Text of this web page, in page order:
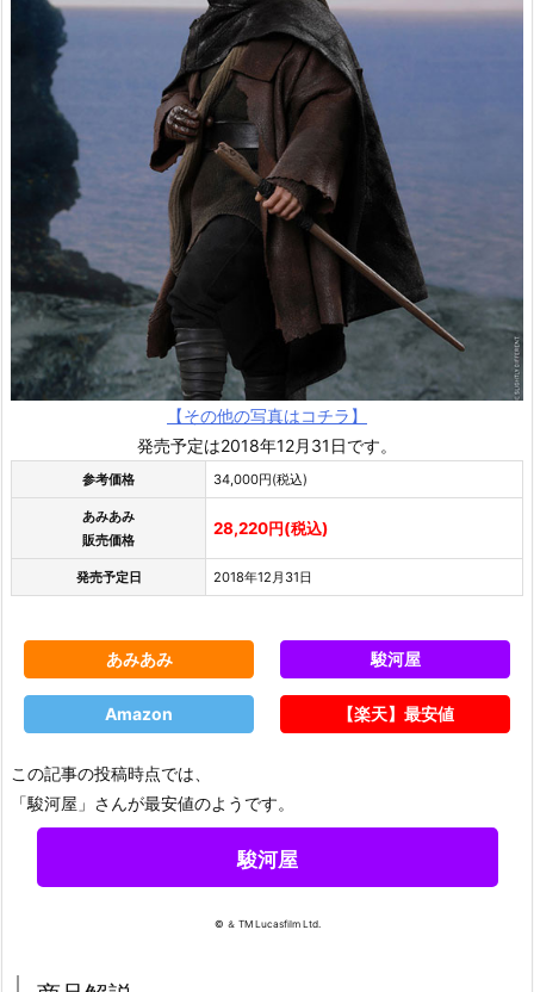
【その他の写真はコチラ】
発売予定は2018年12月31日です。
参考価格 34,000円(税込)
あみあみ
販売価格
28,220円(税込)
発売予定日 2018年12月31日
あみあみ 駿河屋
Amazon 【楽天】最安値
この記事の投稿時点では、
「駿河屋」さんが最安値のようです。
駿河屋
© ＆ TM Lucasfilm Ltd.